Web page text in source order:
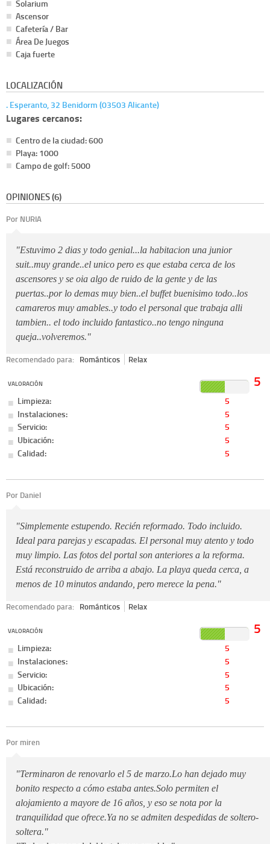
Solarium
Ascensor
Cafetería / Bar
Área De Juegos
Caja fuerte
LOCALIZACIÓN
. Esperanto, 32 Benidorm (03503 Alicante)
Lugares cercanos:
Centro de la ciudad: 600
Playa: 1000
Campo de golf: 5000
OPINIONES (6)
Por NURIA
"Estuvimo 2 dias y todo genial...la habitacion una junior
suit..muy grande..el unico pero es que estaba cerca de los
ascensores y se oia algo de ruido de la gente y de las
puertas..por lo demas muy bien..el buffet buenisimo todo..los
camareros muy amables..y todo el personal que trabaja alli
tambien.. el todo incluido fantastico..no tengo ninguna
queja..volveremos."
Recomendado para: Románticos Relax
VALORACIÓN 5
Limpieza:
5
Instalaciones:
5
Servicio:
5
Ubicación:
5
Calidad:
5
Por Daniel
"Simplemente estupendo. Recién reformado. Todo incluido.
Ideal para parejas y escapadas. El personal muy atento y todo
muy limpio. Las fotos del portal son anteriores a la reforma.
Está reconstruido de arriba a abajo. La playa queda cerca, a
menos de 10 minutos andando, pero merece la pena."
Recomendado para: Románticos Relax
VALORACIÓN 5
Limpieza:
5
Instalaciones:
5
Servicio:
5
Ubicación:
5
Calidad:
5
Por miren
"Terminaron de renovarlo el 5 de marzo.Lo han dejado muy
bonito respecto a cómo estaba antes.Solo permiten el
alojamiento a mayore de 16 años, y eso se nota por la
tranquilidad que ofrece.Ya no se admiten despedidas de soltero-
soltera."